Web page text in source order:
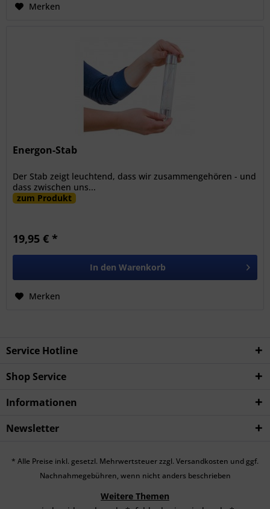
Merken
Energon-Stab
Der Stab zeigt leuchtend, dass wir zusammengehören - und
dass zwischen uns...
zum Produkt
19,95 € *
In den Warenkorb
Merken
Service Hotline
Shop Service
Informationen
Newsletter
* Alle Preise inkl. gesetzl. Mehrwertsteuer zzgl. Versandkosten und ggf.
Nachnahmegebühren, wenn nicht anders beschrieben
Weitere Themen